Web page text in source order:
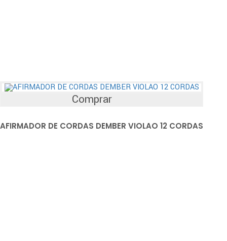
Comprar
AFIRMADOR DE CORDAS DEMBER VIOLAO 12 CORDAS